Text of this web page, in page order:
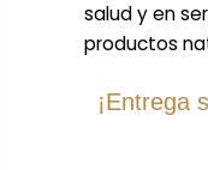
salud y en
productos
¡Entrega